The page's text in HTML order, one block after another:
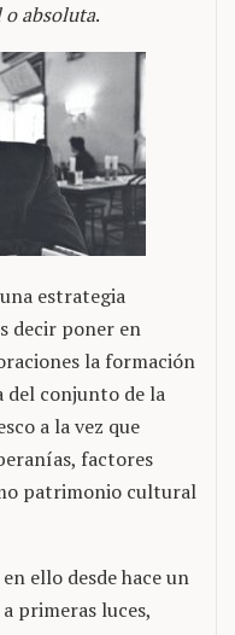
absoluta.
estrategia
decir poner en
la formación
del conjunto de la
a la vez que
factores
patrimonio cultural
ello desde hace un
primeras luces,